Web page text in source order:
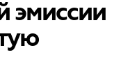
эмиссии